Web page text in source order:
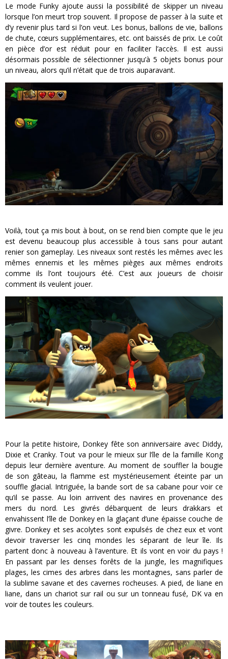
Le mode Funky ajoute aussi la possibilité de skipper un niveau
lorsque l’on meurt trop souvent. Il propose de passer à la suite et
d’y revenir plus tard si l’on veut. Les bonus, ballons de vie, ballons
de chute, cœurs supplémentaires, etc. ont baissés de prix. Le coût
en pièce d’or est réduit pour en faciliter l’accès. Il est aussi
désormais possible de sélectionner jusqu’à 5 objets bonus pour
un niveau, alors qu’il n’était que de trois auparavant.
Voilà, tout ça mis bout à bout, on se rend bien compte que le jeu
est devenu beaucoup plus accessible à tous sans pour autant
renier son gameplay. Les niveaux sont restés les mêmes avec les
mêmes ennemis et les mêmes pièges aux mêmes endroits
comme ils l’ont toujours été. C’est aux joueurs de choisir
comment ils veulent jouer.
Pour la petite histoire, Donkey fête son anniversaire avec Diddy,
Dixie et Cranky. Tout va pour le mieux sur l’île de la famille Kong
depuis leur dernière aventure. Au moment de souffler la bougie
de son gâteau, la flamme est mystérieusement éteinte par un
souffle glacial. Intriguée, la bande sort de sa cabane pour voir ce
qu’il se passe. Au loin arrivent des navires en provenance des
mers du nord. Les givrés débarquent de leurs drakkars et
envahissent l’île de Donkey en la glaçant d’une épaisse couche de
givre. Donkey et ses acolytes sont expulsés de chez eux et vont
devoir traverser les cinq mondes les séparant de leur île. Ils
partent donc à nouveau à l’aventure. Et ils vont en voir du pays !
En passant par les denses forêts de la jungle, les magnifiques
plages, les cimes des arbres dans les montagnes, sans parler de
la sublime savane et des cavernes rocheuses. A pied, de liane en
liane, dans un chariot sur rail ou sur un tonneau fusé, DK va en
voir de toutes les couleurs.